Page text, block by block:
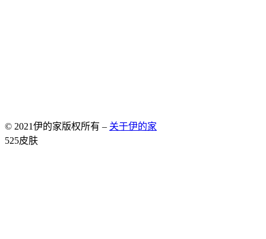
© 2021伊的家版权所有 – 关于伊的家
Allium Theme by
525皮肤